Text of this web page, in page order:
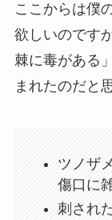
ここからは僕
欲しいのです
棘に毒がある
まれたのだと
ツノザ
傷口に
刺され